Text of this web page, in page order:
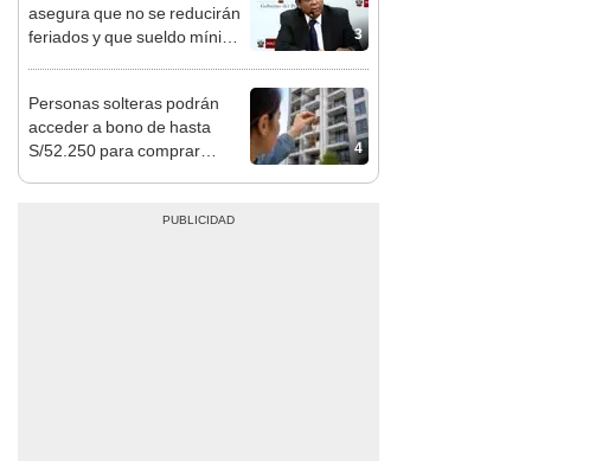
3
asegura que no se reducirán
feriados y que sueldo mínimo
4
Personas solteras podrán
acceder a bono de hasta
S/52.250 para comprar